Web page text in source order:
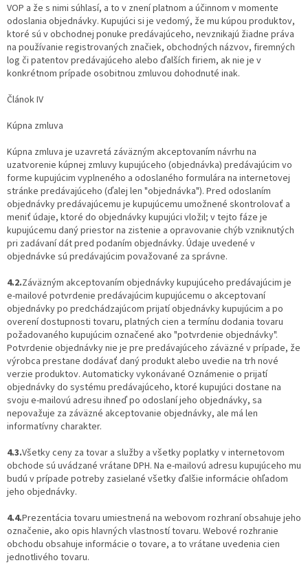
VOP a že s nimi súhlasí, a to v znení platnom a účinnom v momente
odoslania objednávky. Kupujúci si je vedomý, že mu kúpou produktov,
ktoré sú v obchodnej ponuke predávajúceho, nevznikajú žiadne práva
na používanie registrovaných značiek, obchodných názvov, firemných
log či patentov predávajúceho alebo ďalších firiem, ak nie je v
konkrétnom prípade osobitnou zmluvou dohodnuté inak.
Článok IV
Kúpna zmluva
Kúpna zmluva je uzavretá záväzným akceptovaním návrhu na
uzatvorenie kúpnej zmluvy kupujúceho (objednávka) predávajúcim vo
forme kupujúcim vyplneného a odoslaného formulára na internetovej
stránke predávajúceho (ďalej len "objednávka"). Pred odoslaním
objednávky predávajúcemu je kupujúcemu umožnené skontrolovať a
meniť údaje, ktoré do objednávky kupujúci vložil; v tejto fáze je
kupujúcemu daný priestor na zistenie a opravovanie chýb vzniknutých
pri zadávaní dát pred podaním objednávky. Údaje uvedené v
objednávke sú predávajúcim považované za správne.
4.2.Záväzným akceptovaním objednávky kupujúceho predávajúcim je
e-mailové potvrdenie predávajúcim kupujúcemu o akceptovaní
objednávky po predchádzajúcom prijatí objednávky kupujúcim a po
overení dostupnosti tovaru, platných cien a termínu dodania tovaru
požadovaného kupujúcim označené ako "potvrdenie objednávky".
Potvrdenie objednávky nie je pre predávajúceho záväzné v prípade, že
výrobca prestane dodávať daný produkt alebo uvedie na trh nové
verzie produktov. Automaticky vykonávané Oznámenie o prijatí
objednávky do systému predávajúceho, ktoré kupujúci dostane na
svoju e-mailovú adresu ihneď po odoslaní jeho objednávky, sa
nepovažuje za záväzné akceptovanie objednávky, ale má len
informatívny charakter.
4.3.Všetky ceny za tovar a služby a všetky poplatky v internetovom
obchode sú uvádzané vrátane DPH. Na e-mailovú adresu kupujúceho mu
budú v prípade potreby zasielané všetky ďalšie informácie ohľadom
jeho objednávky.
4.4.Prezentácia tovaru umiestnená na webovom rozhraní obsahuje jeho
označenie, ako opis hlavných vlastností tovaru. Webové rozhranie
obchodu obsahuje informácie o tovare, a to vrátane uvedenia cien
jednotlivého tovaru.